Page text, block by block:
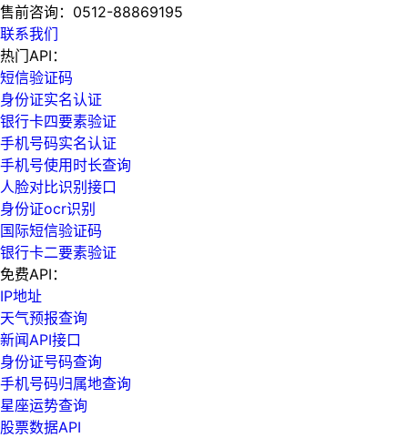
售前咨询： 0512-88869195
联系我们
热门API：
短信验证码
身份证实名认证
银行卡四要素验证
手机号码实名认证
手机号使用时长查询
人脸对比识别接口
身份证ocr识别
国际短信验证码
银行卡二要素验证
免费API：
IP地址
天气预报查询
新闻API接口
身份证号码查询
手机号码归属地查询
星座运势查询
股票数据API